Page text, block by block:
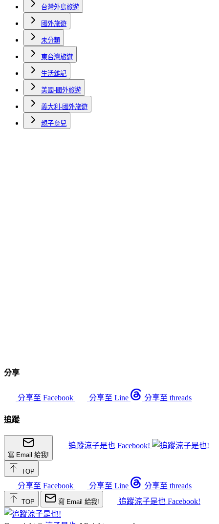
台灣外島旅遊
國外旅遊
未分類
東台灣旅遊
生活雜記
美國-國外旅遊
義大利-國外旅遊
親子育兒
分享
分享至 Facebook 分享至 Line 分享至 threads
追蹤
寫 Email 給我!
追蹤涼子是也 Facebook!
TOP
分享至 Facebook 分享至 Line 分享至 threads
TOP 寫 Email 給我! 追蹤涼子是也 Facebook!